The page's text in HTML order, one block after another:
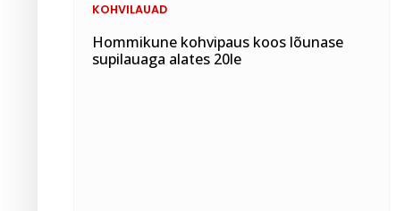
KOHVILAUAD
Hommikune kohvipaus koos lõunase
supilauaga alates 20le